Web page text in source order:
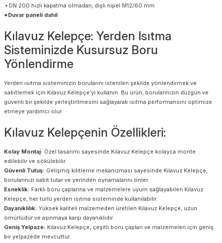
▪ DN 200 hızlı kapatma olmadan, dişli nipel M12/60 mm
*Duvar paneli dahil
Kılavuz Kelepçe: Yerden Isıtma
Sisteminizde Kusursuz Boru
Yönlendirme
Yerden ısıtma sisteminizin borularını istenilen şekilde yönlendirmek ve
sabitlemek için Kılavuz Kelepçe'yi kullanın. Bu ürün, borularınızın düzgün ve
güvenli bir şekilde yerleştirilmesini sağlayarak ısıtma performansını optimize
etmeye yardımcı olur.
Kılavuz Kelepçenin Özellikleri:
Kolay Montaj: Özel tasarımı sayesinde Kılavuz Kelepçe kolayca monte
edilebilir ve sökülebilir.
Güvenli Tutuş: Gelişmiş kilitleme mekanizması sayesinde Kılavuz Kelepçe,
borularınızı sabit tutar ve yerinden oynamalarını önler.
Esneklik: Farklı boru çaplarına ve malzemelere uyum sağlayabilen Kılavuz
Kelepçe, her türlü yerden ısıtma sisteminde kullanılabilir.
Dayanıklılık: Yüksek kaliteli malzemeden üretilen Kılavuz Kelepçe, uzun
ömürlüdür ve aşınmaya karşı dayanıklıdır.
Geniş Yelpaze: Kılavuz Kelepçe, çeşitli boru çapları ve malzemeleri için geniş
bir yelpazede mevcuttur.